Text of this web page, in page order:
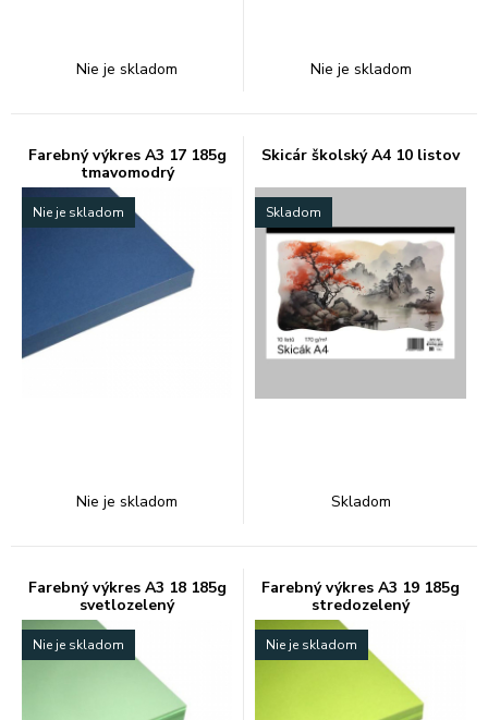
Nie je skladom Nie je skladom
Farebný výkres A3 17 185g
tmavomodrý
Nie je skladom
Nie je skladom
Skicár školský A4 10 listov
Skladom
Skladom
Farebný výkres A3 18 185g
svetlozelený
Nie je skladom
Farebný výkres A3 19 185g
stredozelený
Nie je skladom